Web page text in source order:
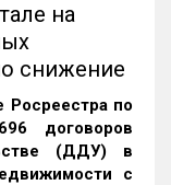
на
снижение
Росреестра по
договоров
(ДДУ) в
с